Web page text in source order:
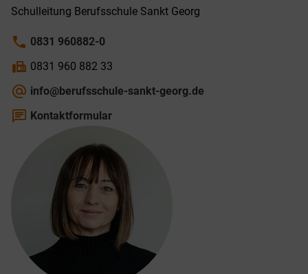
Schulleitung Berufsschule Sankt Georg
phone 0831 960882-0
fax 0831 960 882 33
alternate_email info@berufsschule-sankt-georg.de
chat Kontaktformular